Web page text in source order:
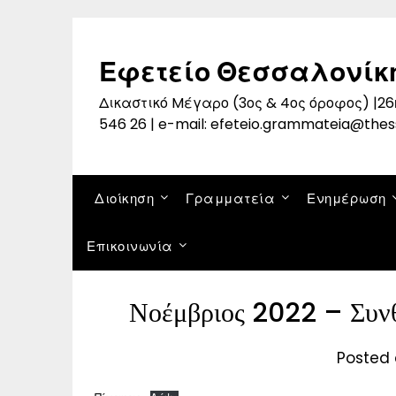
Εφετείο
Δικαστικό Mέγαρο (3ος & 4ος όροφος)
546 26 | e-mail:
Διοίκηση Γραμματεία Ενημέρωση
Επικοινωνία
Νοέμβριος 2022 –
Posted